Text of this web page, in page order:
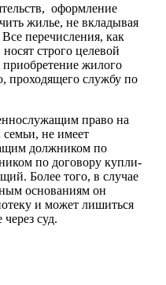
оформление
жилье, не вкладывая
перечисления, как
строго целевой
приобретение жилого
проходящего службу по
право на
не имеет
должником по
по договору купли-
Более того, в случае
основаниям он
и может лишиться
суд.